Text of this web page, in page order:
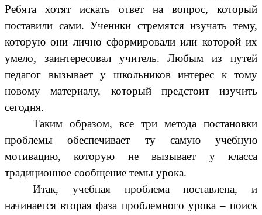
Ребята хотят искать ответ на вопрос, который
поставили сами. Ученики стремятся изучать тему,
которую они лично сформировали или которой их
умело, заинтересовал учитель. Любым из путей
педагог вызывает у школьников интерес к тому
новому материалу, который предстоит изучить
сегодня.
Таким образом, все три метода постановки
проблемы обеспечивает ту самую учебную
мотивацию, которую не вызывает у класса
традиционное сообщение темы урока.
Итак, учебная проблема поставлена, и
начинается вторая фаза проблемного урока – поиск